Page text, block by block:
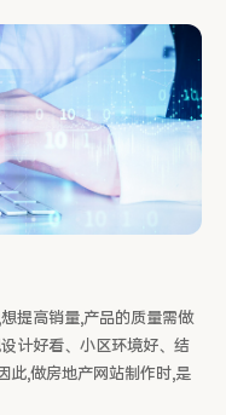
提高销量,产品的质量需做
计好看、小区环境好、结
此,做房地产网站制作时,是